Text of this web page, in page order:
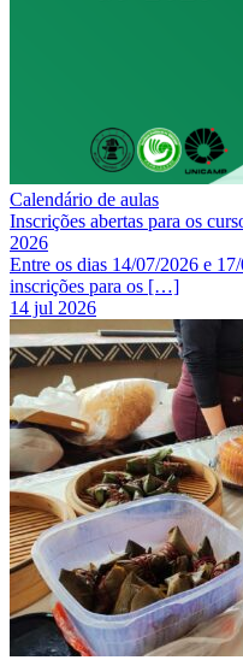
Calendário de aulas
Inscrições abertas para os
2026
Entre os dias 14/07/2026 e
inscrições para os […]
14 jul 2026